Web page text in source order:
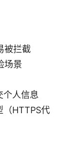
被拦截
场景
个人信息
（HTTPS代